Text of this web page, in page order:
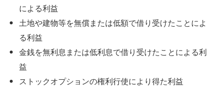
による利益
土地や建物等を無償または低額で借り受けたことによ
る利益
金銭を無利息または低利息で借り受けたことによる利
益
ストックオプションの権利行使により得た利益